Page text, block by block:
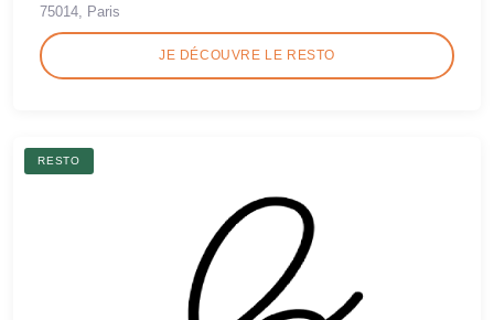
75014, Paris
JE DÉCOUVRE LE RESTO
RESTO